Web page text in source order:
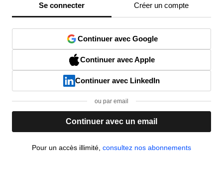
Se connecter Créer un compte
Continuer avec Google
Continuer avec Apple
Continuer avec LinkedIn
ou par email
Continuer avec un email
Pour un accès illimité, consultez nos abonnements